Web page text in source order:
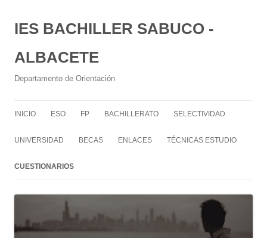
IES BACHILLER SABUCO -
ALBACETE
Departamento de Orientación
INICIO ESO FP BACHILLERATO SELECTIVIDAD
UNIVERSIDAD BECAS ENLACES TÉCNICAS ESTUDIO
CUESTIONARIOS